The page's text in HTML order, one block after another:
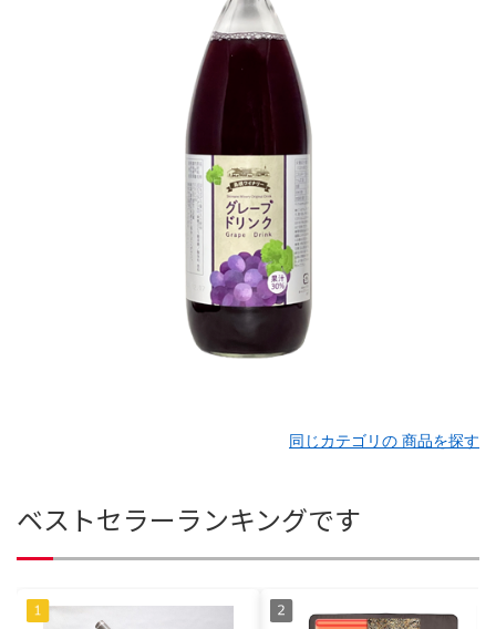
同じカテゴリの 商品を探す
ベストセラーランキングです